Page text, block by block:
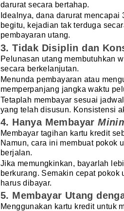
darurat secara bertahap.
Idealnya, dana darurat
begitu, kejadian tak terduga
pembayaran utang.
3. Tidak Disiplin dan
Pelunasan utang membutuhkan
secara berkelanjutan.
Menunda pembayaran atau
memperpanjang jangka waktu
Tetaplah membayar sesuai
yang telah disusun. Konsistensi
4. Hanya Membayar
Membayar tagihan kartu kredit
Namun, cara ini membuat pokok
berjalan.
Jika memungkinkan, bayarlah
berkurang. Semakin cepat
harus dibayar.
5. Membayar Utang
Menggunakan kartu kredit untuk